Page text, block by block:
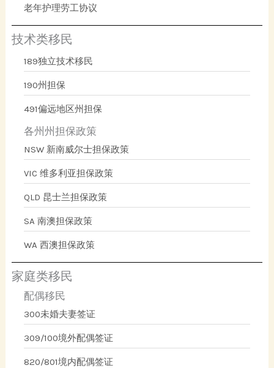
老年护理劳工协议
技术类移民
189独立技术移民
190州担保
491偏远地区州担保
各州州担保政策
NSW 新南威尔士担保政策
VIC 维多利亚担保政策
QLD 昆士兰担保政策
SA 南澳担保政策
WA 西澳担保政策
家庭类移民
配偶移民
300未婚夫妻签证
309/100境外配偶签证
820/801境内配偶签证